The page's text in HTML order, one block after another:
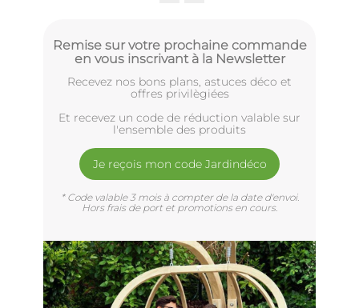
Remise sur votre prochaine commande
en vous inscrivant à la Newsletter
Recevez nos bons plans, astuces déco et
offres privilègiées
Et recevez un code de réduction valable sur
l'ensemble des produits
Je reçois mon code Jardindéco
* Code valable 3 mois à compter de la date d'envoi.
Hors frais de port et promotions en cours.